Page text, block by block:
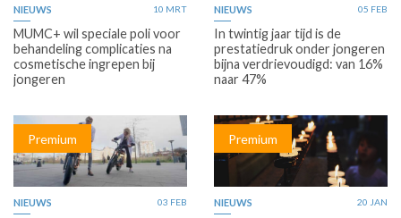
NIEUWS 10 MRT
MUMC+ wil speciale poli voor
behandeling complicaties na
cosmetische ingrepen bij
jongeren
NIEUWS 05 FEB
In twintig jaar tijd is de
prestatiedruk onder jongeren
bijna verdrievoudigd: van 16%
naar 47%
Premium
NIEUWS 03 FEB
Premium
NIEUWS 20 JAN